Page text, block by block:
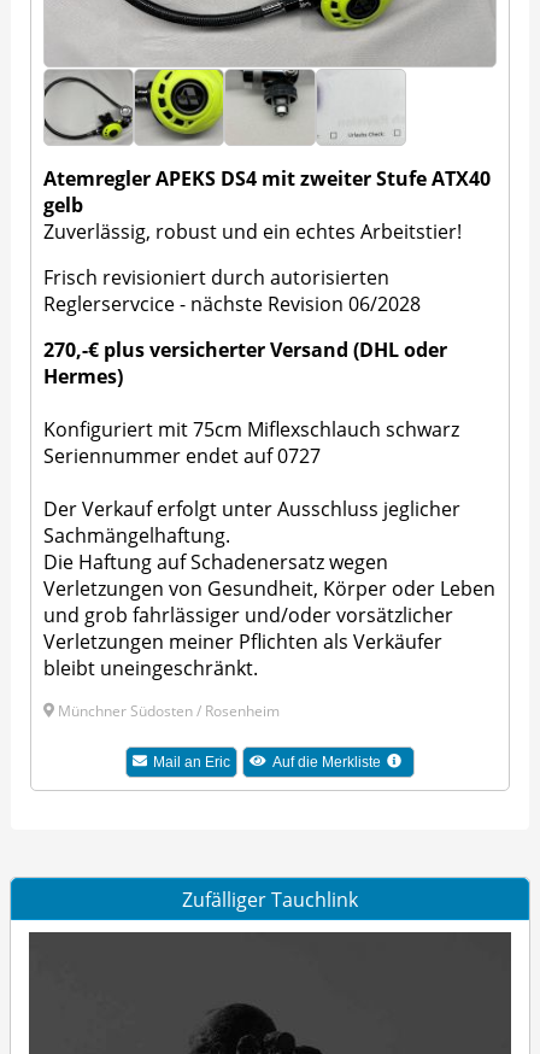
Atemregler APEKS DS4 mit zweiter Stufe ATX40
gelb
Zuverlässig, robust und ein echtes Arbeitstier!
Frisch revisioniert durch autorisierten
Reglerservcice - nächste Revision 06/2028
270,-€ plusversicherter Versand (DHL oder
Hermes)
Konfiguriert mit 75cm Miflexschlauch schwarz
Seriennummer endet auf 0727
Der Verkauf erfolgt unter Ausschluss jeglicher
Sachmängelhaftung.
Die Haftung auf Schadenersatz wegen
Verletzungen von Gesundheit, Körper oder Leben
und grob fahrlässiger und/oder vorsätzlicher
Verletzungen meiner Pflichten als Verkäufer
bleibt uneingeschränkt.
Münchner Südosten / Rosenheim
Mail an Eric Auf die Merkliste
Zufälliger Tauchlink